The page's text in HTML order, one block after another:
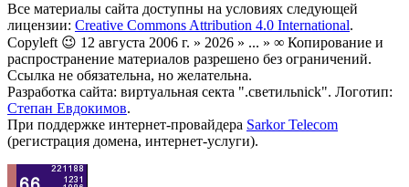
Все материалы сайта доступны на условиях следующей
лицензии: Creative Commons Attribution 4.0 International.
Copyleft 😉 12 августа 2006 г. » 2026 » ... » ∞ Копирование и
распространение материалов разрешено без ограничений.
Ссылка не обязательна, но желательна.
Разработка сайта: виртуальная секта ".светильnick". Логотип:
Степан Евдокимов.
При поддержке интернет-провайдера Sarkor Telecom
(регистрация домена, интернет-услуги).